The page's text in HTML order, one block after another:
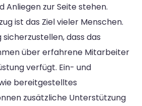
Anliegen zur Seite stehen.
ist das Ziel vieler Menschen.
dass das
über erfahrene Mitarbeiter
verfügt. Ein- und
bereitgestelltes
zusätzliche Unterstützung